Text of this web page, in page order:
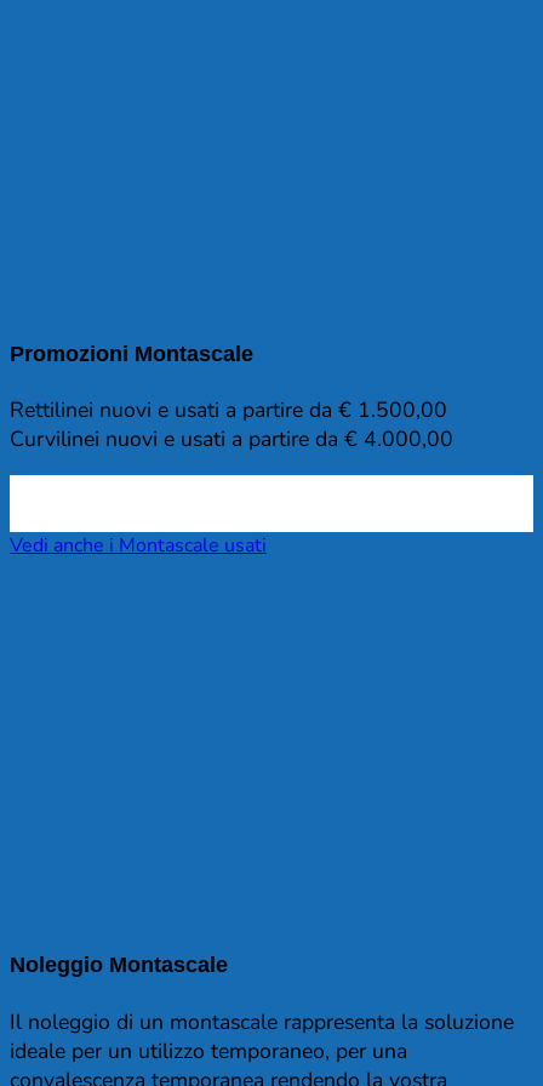
Promozioni Montascale
Rettilinei nuovi e usati a partire da € 1.500,00
Curvilinei nuovi e usati a partire da € 4.000,00
Vedi anche i Montascale usati
Noleggio Montascale
Il noleggio di un montascale rappresenta la soluzione
ideale per un utilizzo temporaneo, per una
convalescenza temporanea rendendo la vostra